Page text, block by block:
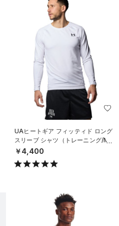
UAヒートギア フィッティド ロング
スリーブ シャツ（トレーニング/ME
N）
￥4,400